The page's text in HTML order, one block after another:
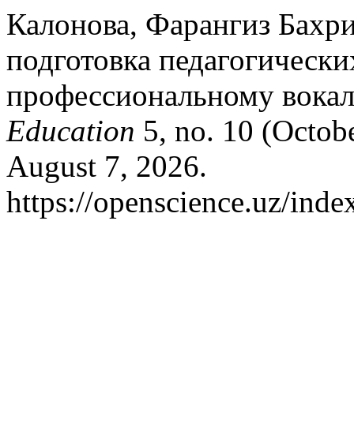
Калонова, Фарангиз
подготовка
профессиональному
Education 5, no. 10
August 7, 2026.
https://openscience.uz/